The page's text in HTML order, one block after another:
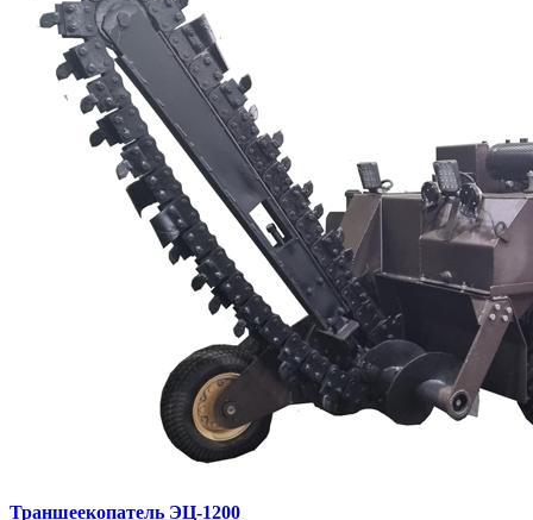
Траншеекопатель ЭЦ-1200